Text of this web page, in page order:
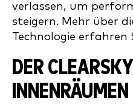
verlassen, um
steigern. Mehr über
Technologie erfahren
DER
INNENRÄUMEN